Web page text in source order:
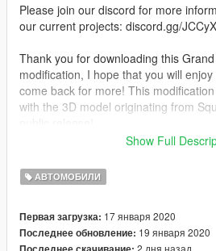
Please join our discord for more
our current projects: discord.gg/
Thank you for downloading this
modification, I hope that you will
come back for more! This
with the 3D model originating from
Redistributing, will not be tolerated.
This will result in us not publicly
Model: Squir
Show Full
АВТОМОБИЛИ
Первая загрузка: 17 января 2020
Последнее обновление: 19 января 2020
2 дня назад